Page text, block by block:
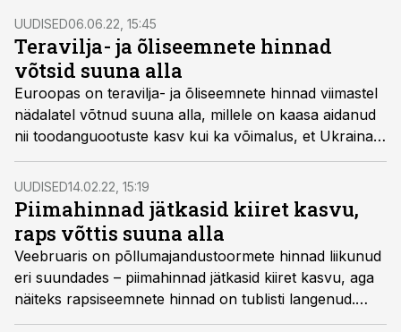
UUDISED06.06.22, 15:45
Teravilja- ja õliseemnete hinnad
võtsid suuna alla
Euroopas on teravilja- ja õliseemnete hinnad viimastel
nädalatel võtnud suuna alla, millele on kaasa aidanud
nii toodanguootuste kasv kui ka võimalus, et Ukraina
laevadele võidakse luua turvakoridorid.
UUDISED14.02.22, 15:19
Piimahinnad jätkasid kiiret kasvu,
raps võttis suuna alla
Veebruaris on põllumajandustoormete hinnad liikunud
eri suundades – piimahinnad jätkasid kiiret kasvu, aga
näiteks rapsiseemnete hinnad on tublisti langenud.
Nisuhindadele, mis langesid kuu alguses madalaima